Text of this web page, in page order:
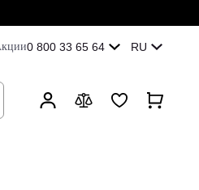
0 800 33 65 64 RU